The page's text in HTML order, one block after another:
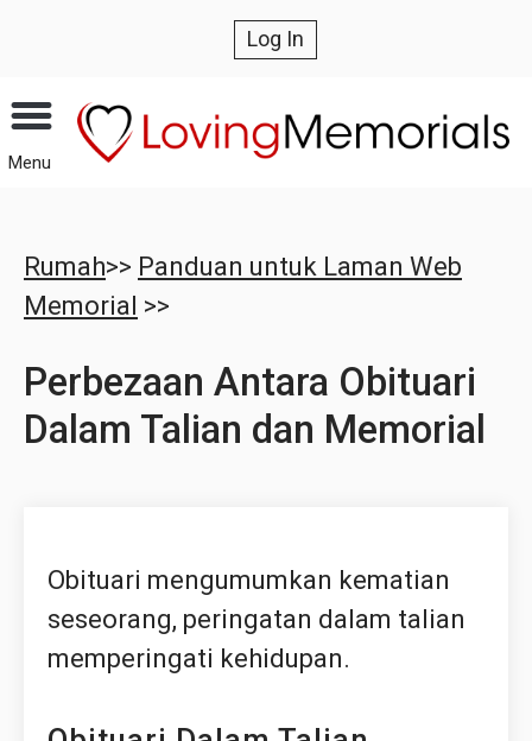
Log In
Menu
Rumah>> Panduan untuk Laman Web
Memorial >>
Perbezaan Antara Obituari
Dalam Talian dan Memorial
Obituari mengumumkan kematian
seseorang, peringatan dalam talian
memperingati kehidupan.